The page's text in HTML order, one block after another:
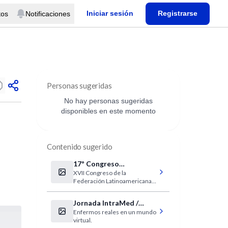
Notificaciones Iniciar sesión Registrarse
Personas sugeridas
No hay personas sugeridas
disponibles en este momento
Contenido sugerido
17º Congreso
Latinoamericano de
Flapia
XVII Congreso de la
Federación Latinoamericana
Jornada IntraMed /
Clínica-UNR
Enfermos reales en un mundo
virtual.